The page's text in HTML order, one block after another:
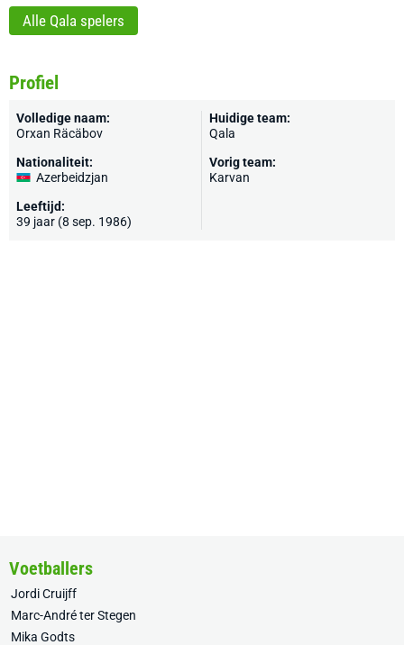
Alle Qala spelers
Profiel
Volledige naam:
Orxan Räcäbov
Nationaliteit:
Azerbeidzjan
Leeftijd:
39 jaar (8 sep. 1986)
Huidige team:
Qala
Vorig team:
Karvan
Voetballers
Jordi Cruijff
Marc-André ter Stegen
Mika Godts